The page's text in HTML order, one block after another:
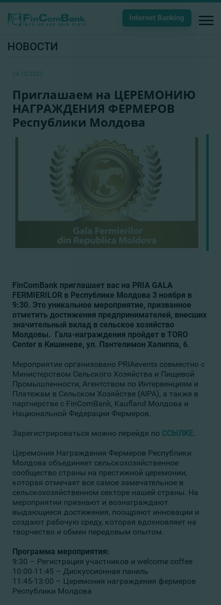
Internet Banking
НОВОСТИ
24.10.2023
Приглашаем на ЦЕРЕМОНИЮ
НАГРАЖДЕНИЯ ФЕРМЕРОВ
Республики Молдова
FinComBank приглашает вас на PRIA GALA
FERMIERILOR в Республике Молдова 3 ноября в
9:30. Это уникальное мероприятие, призванное
отметить достижения предпринимателей, внесших
значительный вклад в сельское хозяйство
Молдовы. Гала-награждения пройдет в TORO
Center в Кишиневе, ул. Пантелимон Халиппа, 6
Мероприятие организовано PRIAevents совместно с
Министерством Сельского Хозяйства и Пищевой
Промышленности, Агентством по Интервенциям и
Платежам в Сельском Хозяйстве (AIPA), а также в
партнерстве с FinComBank, Kaufland Молдова и
Национальной Федерации Фермеров.
Зарегистрироваться можно перейдя по ССЫЛКЕ
Церемония Награждения Фермеров Республики
Молдова объединяет сельскохозяйственное
сообщество страны на престижной церемонии,
которая отмечает все самое замечательное в
сельскохозяйственном секторе нашей страны. На
мероприятии признают и вознаграждают
выдающиеся достижения, поощряют инновации и
создают рабочую среду, которая вдохновляет на
творчество и обмен передовым опытом.
Программа мероприятия:
9:30 – Регистрация участников и welcome coffee
10:00-11:45 – Дискуссионная панель
11:45-13:00 – Церемония награждения фермеров
Республики Молдова